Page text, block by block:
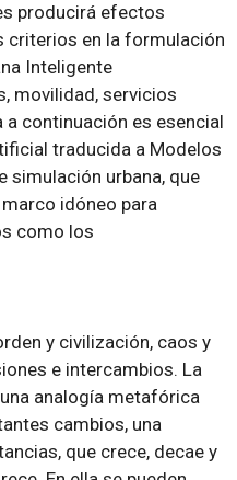
producirá efectos
criterios en la formulación
Inteligente
movilidad, servicios
continuación es esencial
traducida a Modelos
simulación urbana, que
idóneo para
como los
y civilización, caos y
e intercambios. La
analogía metafórica
cambios, una
que crece, decae y